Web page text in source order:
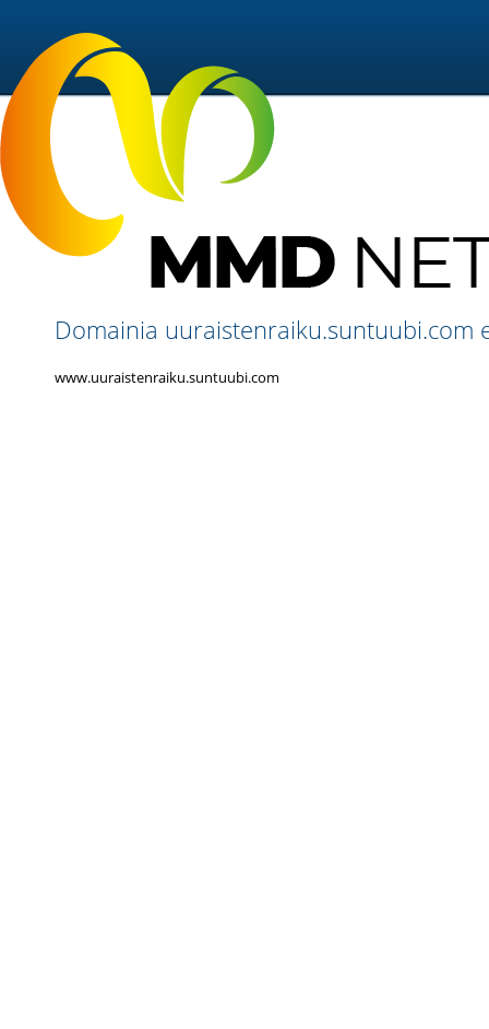
Domainia uuraistenraiku.suntuubi.com
www.uuraistenraiku.suntuubi.com